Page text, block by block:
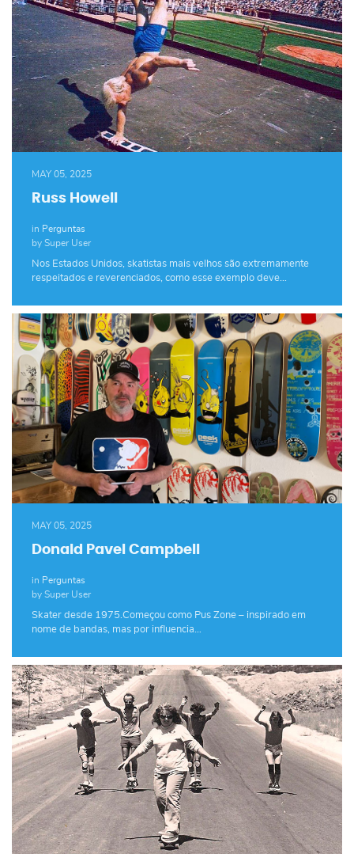
MAY 05, 2025
Russ Howell
in Perguntas
by Super User
Nos Estados Unidos, skatistas mais velhos são extremamente
respeitados e reverenciados, como esse exemplo deve…
MAY 05, 2025
Donald Pavel Campbell
in Perguntas
by Super User
Skater desde 1975.Começou como Pus Zone – inspirado em
nome de bandas, mas por influencia…